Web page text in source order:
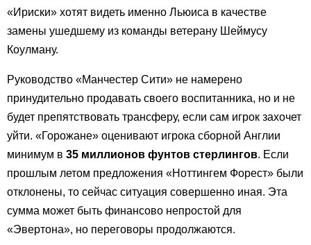
«Ириски» хотят видеть именно Льюиса в качестве
замены ушедшему из команды ветерану Шеймусу
Коулману.
Руководство «Манчестер Сити» не намерено
принудительно продавать своего воспитанника, но и не
будет препятствовать трансферу, если сам игрок захочет
уйти. «Горожане» оценивают игрока сборной Англии
минимум в 35 миллионов фунтов стерлингов. Если
прошлым летом предложения «Ноттингем Форест» были
отклонены, то сейчас ситуация совершенно иная. Эта
сумма может быть финансово непростой для
«Эвертона», но переговоры продолжаются.